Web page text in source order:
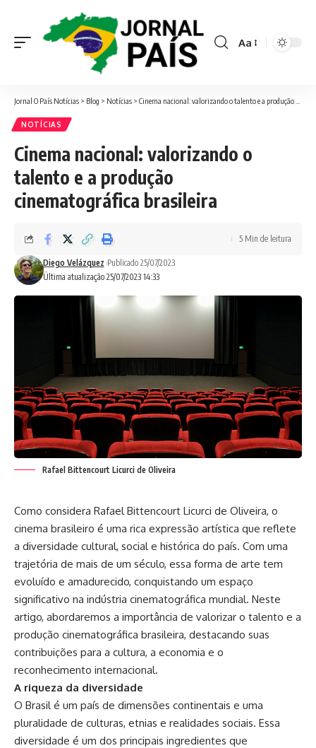
Font
Aa
Jornal O País Notícias > Blog > Notícias > Cinema nacional: valorizando o talento e a produção cinematográfica brasileira
NOTÍCIAS
Cinema nacional: valorizando o
talento e a produção
cinematográfica brasileira
Última atualização 25/07/2023 14:33
Diego Velázquez Publicado 25/07/2023
5 Min de leitura
Rafael Bittencourt Licurci de Oliveira
Como considera Rafael Bittencourt Licurci de Oliveira, o
cinema brasileiro é uma rica expressão artística que reflete
a diversidade cultural, social e histórica do país. Com uma
trajetória de mais de um século, essa forma de arte tem
evoluído e amadurecido, conquistando um espaço
significativo na indústria cinematográfica mundial. Neste
artigo, abordaremos a importância de valorizar o talento e a
produção cinematográfica brasileira, destacando suas
contribuições para a cultura, a economia e o
reconhecimento internacional.
A riqueza da diversidade
O Brasil é um país de dimensões continentais e uma
pluralidade de culturas, etnias e realidades sociais. Essa
diversidade é um dos principais ingredientes que